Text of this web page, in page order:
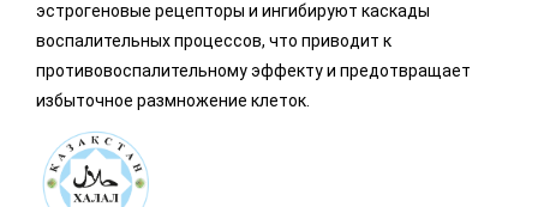
эстрогеновые рецепторы и ингибируют каскады
воспалительных процессов, что приводит к
противовоспалительному эффекту и предотвращает
избыточное размножение клеток.